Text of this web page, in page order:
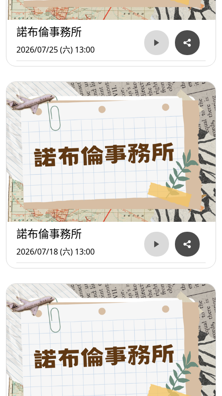
諾布倫事務所
2026/07/25 (六) 13:00
諾布倫事務所
2026/07/18 (六) 13:00